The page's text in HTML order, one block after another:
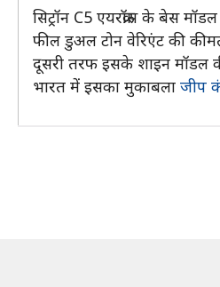
सिट्रॉन C5 एयरक्रॉस के बेस
फील डुअल टोन वेरिएंट की
दूसरी तरफ इसके शाइन मॉडल
भारत में इसका मुकाबला जीप